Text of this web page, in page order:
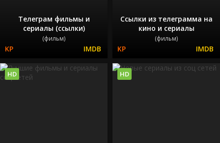
Телеграм фильмы и
сериалы (ссылки)
(фильм)
Ссылки из телеграмма на
кино и сериалы
(фильм)
HD HD